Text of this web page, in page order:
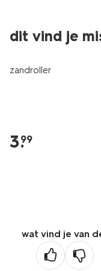
dit vind je
zandroller
3.
99
wat vind je van